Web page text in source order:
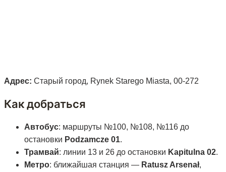
Адрес: Старый город, Rynek Starego Miasta, 00-272
Как добраться
Автобус: маршруты №100, №108, №116 до
остановки Podzamcze 01.
Трамвай: линии 13 и 26 до остановки Kapitulna 02.
Метро: ближайшая станция — Ratusz Arsenał,